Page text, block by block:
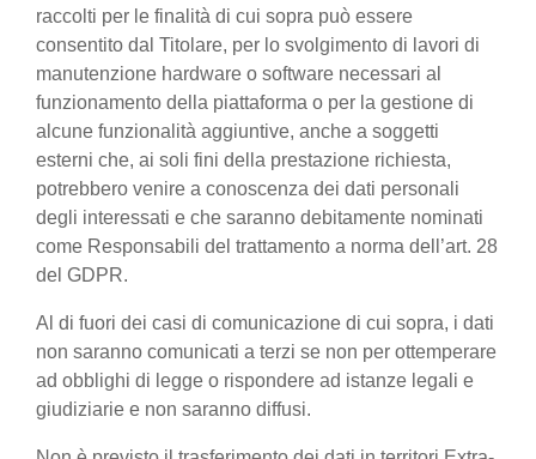
raccolti per le finalità di cui sopra può essere
consentito dal Titolare, per lo svolgimento di lavori di
manutenzione hardware o software necessari al
funzionamento della piattaforma o per la gestione di
alcune funzionalità aggiuntive, anche a soggetti
esterni che, ai soli fini della prestazione richiesta,
potrebbero venire a conoscenza dei dati personali
degli interessati e che saranno debitamente nominati
come Responsabili del trattamento a norma dell’art. 28
del GDPR.
Al di fuori dei casi di comunicazione di cui sopra, i dati
non saranno comunicati a terzi se non per ottemperare
ad obblighi di legge o rispondere ad istanze legali e
giudiziarie e non saranno diffusi.